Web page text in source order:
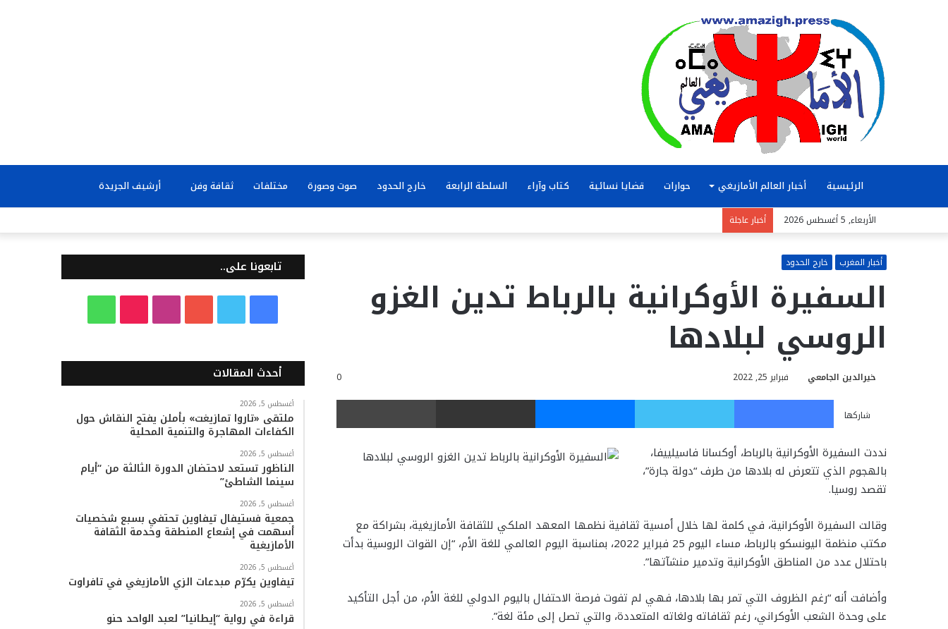
الرئيسية أخبار العالم الأمازيغي حوارات قضايا نسائية كتاب وآراء السلطة الرابعة خارج الحدود صوت وصورة مختلفات ثقافة وفن أرشيف الجريدة
عن
الأربعاء, 5 أغسطس 2026 أخبار عاجلة
أخبار المغرب خارج الحدود
السفيرة الأوكرانية بالرباط تدين الغزو
الروسي لبلادها
خيرالدين الجامعي فبراير 25, 2022 0
شاركها
فيسبوك تويتر ماسنجر مشاركة عبر البريد
نددت السفيرة الأوكرانية بالرباط، أوكسانا فاسيلييفا،
بالهجوم الذي تتعرض له بلادها من طرف “دولة جارة”،
تقصد روسيا.
وقالت السفيرة الأوكرانية، في كلمة لها خلال أمسية ثقافية نظمها المعهد الملكي للثقافة الأمازيغية، بشراكة مع
مكتب منظمة اليونسكو بالرباط، مساء اليوم 25 فبراير 2022، بمناسبة اليوم العالمي للغة الأم، “إن القوات الروسية بدأت
باحتلال عدد من المناطق الأوكرانية وتدمير منشآتها”.
وأضافت أنه “رغم الظروف التي تمر بها بلادها، فهي لم تفوت فرصة الاحتفال باليوم الدولي للغة الأم، من أجل التأكيد
على وحدة الشعب الأوكراني، رغم ثقافاته ولغاته المتعددة، والتي تصل إلى مئة لغة”.
تابعونا على..
س
ب
و
ك
ي
ر
ت
و
س
ق
ا
k
o
ت
ا
أحدث المقالات
أغسطس 5, 2026
ملتقى «تاروا تمازيغت» بأملن يفتح النقاش حول
الكفاءات المهاجرة والتنمية المحلية
أغسطس 5, 2026
الناظور تستعد لاحتضان الدورة الثالثة من “أيام
سينما الشاطئ”
أغسطس 5, 2026
جمعية فستيفال تيفاوين تحتفي بسبع شخصيات
أسهمت في إشعاع المنطقة وخدمة الثقافة
الأمازيغية
أغسطس 5, 2026
تيفاوين يكرّم مبدعات الزي الأمازيغي في تافراوت
أغسطس 5, 2026
قراءة في رواية “إيطانيا” لعبد الواحد حنو